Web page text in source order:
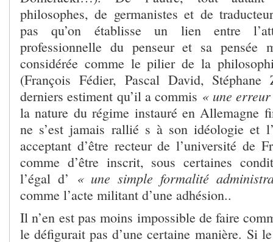
philosophes, de germanistes et de
pas qu’on établisse un lien entre
professionnelle du penseur et sa pensée
considérée comme le pilier de la
(François Fédier, Pascal David,
derniers estiment qu’il a commis « une
la nature du régime instauré en Allemagne
ne s’est jamais rallié s à son idéologie et
acceptant d’être recteur de l’université de
comme d’être inscrit, sous certaines
l’égal d’ « une simple formalité
comme l’acte militant d’une adhésion..
Il n’en est pas moins impossible de faire
le défigurait pas d’une certaine manière. Si